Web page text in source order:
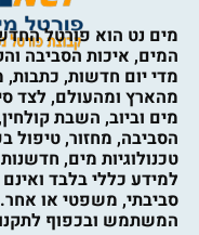
מים נט הוא פורטל
המים, איכות הסביבה
מדי יום חדשות, כתבות,
מהארץ ומהעולם, לצד
מים וביוב, השבת
הסביבה, מחזור, טיפול
טכנולוגיות מים,
למידע כללי בלבד ואינם
סביבתי, משפטי או
המשתמש ובכפוף